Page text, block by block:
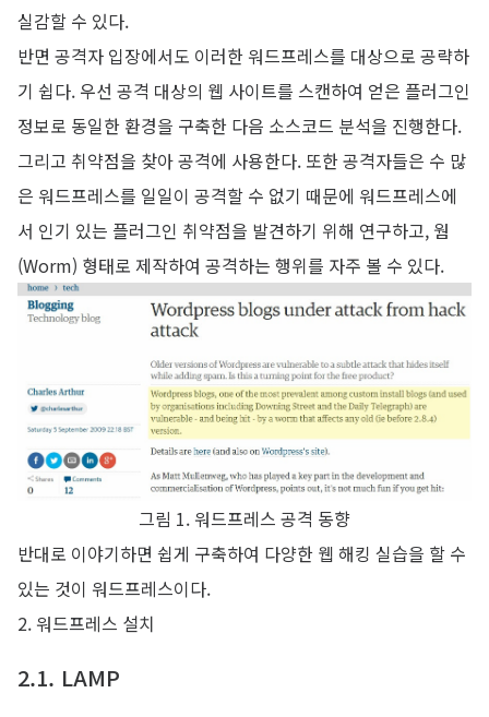
실감할 수 있다.
반면 공격자 입장에서도 이러한 워드프레스를 대상으로 공략하
기 쉽다. 우선 공격 대상의 웹 사이트를 스캔하여 얻은 플러그인
정보로 동일한 환경을 구축한 다음 소스코드 분석을 진행한다.
그리고 취약점을 찾아 공격에 사용한다. 또한 공격자들은 수 많
은 워드프레스를 일일이 공격할 수 없기 때문에 워드프레스에
서 인기 있는 플러그인 취약점을 발견하기 위해 연구하고, 웜
(Worm) 형태로 제작하여 공격하는 행위를 자주 볼 수 있다.
그림 1. 워드프레스 공격 동향
반대로 이야기하면 쉽게 구축하여 다양한 웹 해킹 실습을 할 수
있는 것이 워드프레스이다.
2. 워드프레스 설치
2.1. LAMP